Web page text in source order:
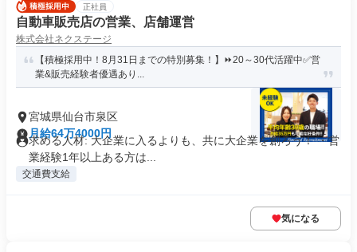
正社員
自動車販売店の営業、店舗運営
株式会社ネクステージ
【積極採用中！8月31日までの特別募集！】⏩️20～30代活躍中✅営
業&販売経験者優遇あり...
宮城県仙台市泉区
月給64万4000円
求める人材: 大企業に入るよりも、共に大企業を創ろう！ ・営
業経験1年以上ある方は...
交通費支給
気になる